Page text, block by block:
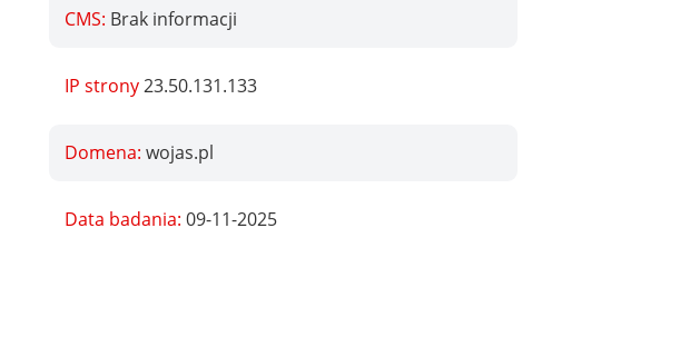
CMS: Brak informacji
IP strony23.50.131.133
Domena: wojas.pl
Data badania: 09-11-2025